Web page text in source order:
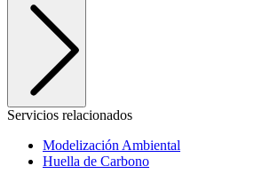
Servicios relacionados
Modelización Ambiental
Huella de Carbono